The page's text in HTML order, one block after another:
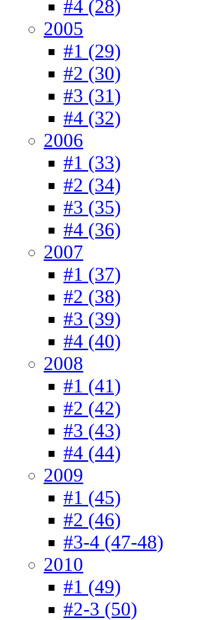
#4 (28)
2005
#1 (29)
#2 (30)
#3 (31)
#4 (32)
2006
#1 (33)
#2 (34)
#3 (35)
#4 (36)
2007
#1 (37)
#2 (38)
#3 (39)
#4 (40)
2008
#1 (41)
#2 (42)
#3 (43)
#4 (44)
2009
#1 (45)
#2 (46)
#3-4 (47-48)
2010
#1 (49)
#2-3 (50)